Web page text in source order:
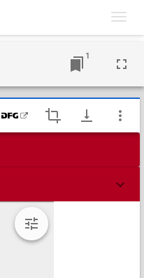
1